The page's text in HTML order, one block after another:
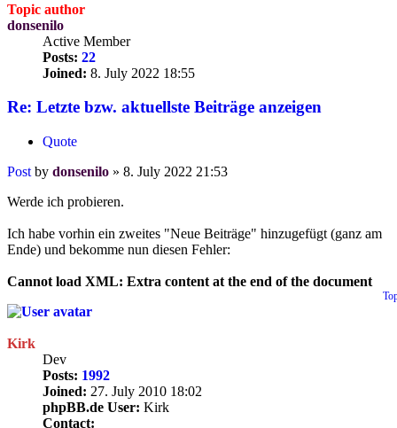
Topic author
donsenilo
Active Member
Posts: 22
Joined: 8. July 2022 18:55
Re: Letzte bzw. aktuellste Beiträge anzeigen
Quote
Post by donsenilo » 8. July 2022 21:53
Werde ich probieren.
Ich habe vorhin ein zweites "Neue Beiträge" hinzugefügt (ganz am
Ende) und bekomme nun diesen Fehler:
Cannot load XML: Extra content at the end of the document
Kirk
Dev
Posts: 1992
Joined: 27. July 2010 18:02
phpBB.de User: Kirk
Contact: